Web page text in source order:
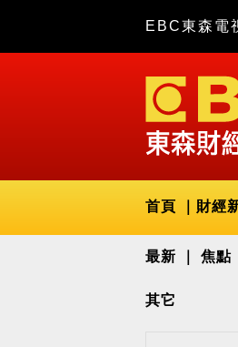
EBC東森電
首頁 財經
最新 焦點
其它